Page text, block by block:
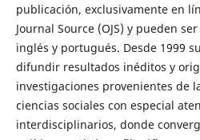
publicación, exclusivamente en
Journal Source (OJS) y pueden
inglés y portugués. Desde 1999
difundir resultados inéditos y
investigaciones provenientes de
ciencias sociales con especial
interdisciplinarios, donde